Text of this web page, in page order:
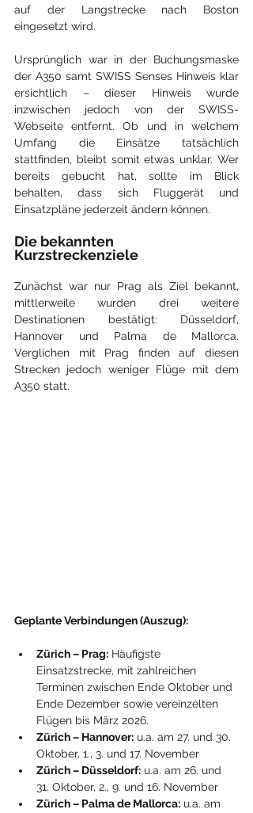
auf der Langstrecke nach Boston
eingesetzt wird.
Ursprünglich war in der Buchungsmaske
der A350 samt SWISS Senses Hinweis klar
ersichtlich – dieser Hinweis wurde
inzwischen jedoch von der SWISS-
Webseite entfernt. Ob und in welchem
Umfang die Einsätze tatsächlich
stattfinden, bleibt somit etwas unklar. Wer
bereits gebucht hat, sollte im Blick
behalten, dass sich Fluggerät und
Einsatzpläne jederzeit ändern können.
Die bekannten
Kurzstreckenziele
Zunächst war nur Prag als Ziel bekannt,
mittlerweile wurden drei weitere
Destinationen bestätigt: Düsseldorf,
Hannover und Palma de Mallorca.
Verglichen mit Prag finden auf diesen
Strecken jedoch weniger Flüge mit dem
A350 statt.
Geplante Verbindungen (Auszug):
Zürich – Prag: Häufigste
Einsatzstrecke, mit zahlreichen
Terminen zwischen Ende Oktober und
Ende Dezember sowie vereinzelten
Flügen bis März 2026.
Zürich – Hannover: u.a. am 27. und 30.
Oktober, 1., 3. und 17. November
Zürich – Düsseldorf: u.a. am 26. und
31. Oktober, 2., 9. und 16. November
Zürich – Palma de Mallorca: u.a. am